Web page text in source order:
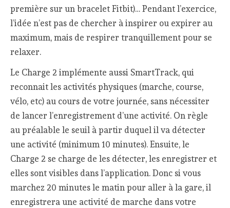
première sur un bracelet Fitbit)… Pendant l’exercice,
l’idée n’est pas de chercher à inspirer ou expirer au
maximum, mais de respirer tranquillement pour se
relaxer.
Le Charge 2 implémente aussi SmartTrack, qui
reconnait les activités physiques (marche, course,
vélo, etc) au cours de votre journée, sans nécessiter
de lancer l’enregistrement d’une activité. On règle
au préalable le seuil à partir duquel il va détecter
une activité (minimum 10 minutes). Ensuite, le
Charge 2 se charge de les détecter, les enregistrer et
elles sont visibles dans l’application. Donc si vous
marchez 20 minutes le matin pour aller à la gare, il
enregistrera une activité de marche dans votre